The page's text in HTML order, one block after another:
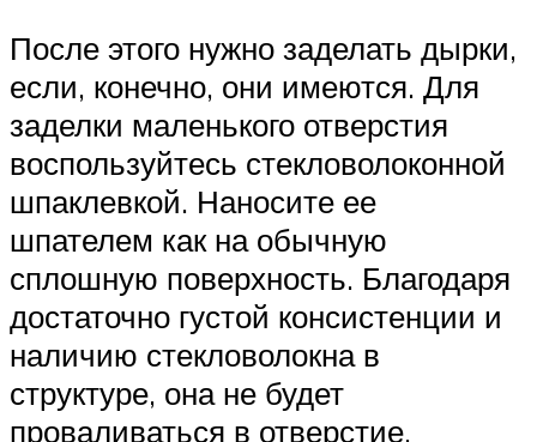
После этого нужно заделать дырки,
если, конечно, они имеются. Для
заделки маленького отверстия
воспользуйтесь стекловолоконной
шпаклевкой. Наносите ее
шпателем как на обычную
сплошную поверхность. Благодаря
достаточно густой консистенции и
наличию стекловолокна в
структуре, она не будет
проваливаться в отверстие.